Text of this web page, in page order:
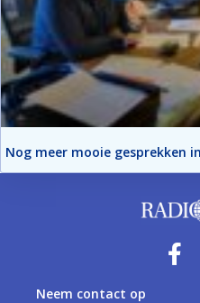
Nog meer mooie gesprekken
Neem contact op